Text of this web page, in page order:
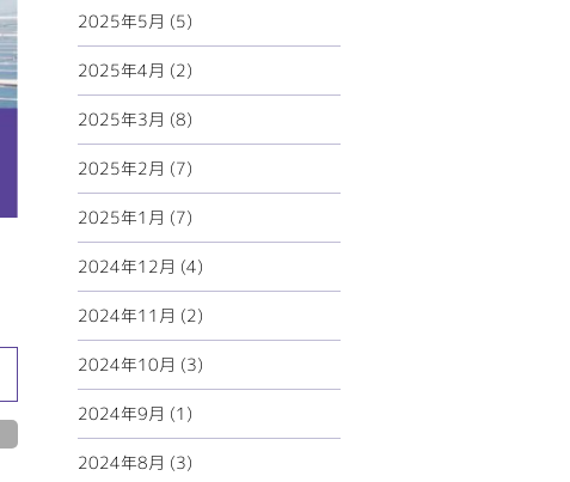
2025年5月 (5)
2025年4月 (2)
2025年3月 (8)
2025年2月 (7)
2025年1月 (7)
2024年12月 (4)
2024年11月 (2)
2024年10月 (3)
2024年9月 (1)
2024年8月 (3)